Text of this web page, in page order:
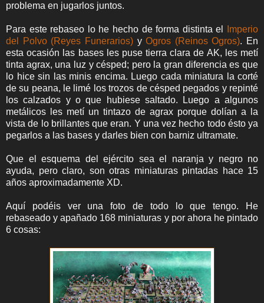
problema en jugarlos juntos.
Para este rebaseo lo he hecho de forma distinta el
Imperio
del Polvo (Reyes Funerarios)yOgros (Reinos Ogros). En
esta ocasión las bases les puse tierra clara de AK, les metí
tinta agrax, una luz y césped; pero la gran diferencia es que
lo hice sin las minis encima. Luego cada miniatura la corté
de su peana, le limé los trozos de césped pegados y repinté
los calzados y o que hubiese saltado. Luego a algunos
metálicos les metí un tintazo de agrax porque dolían a la
vista de lo brillantes que eran. Y una vez hecho todo ésto ya
pegarlos a las bases y darles bien con barniz ultramate.
Que el esquema del ejército sea el naranja y negro no
ayuda, pero claro, son otras miniaturas pintadas hace 15
años aproximadamente XD.
Aquí podéis ver una foto de todo lo que tengo. He
rebaseado y apañado 168 miniaturas y por ahora he pintado
6 cosas: